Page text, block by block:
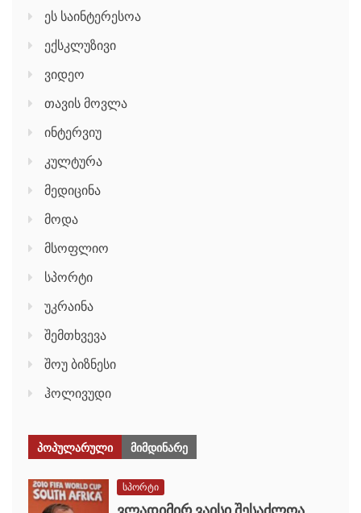
ეს საინტერესოა
ექსკლუზივი
ვიდეო
თავის მოვლა
ინტერვიუ
კულტურა
მედიცინა
მოდა
მსოფლიო
სპორტი
უკრაინა
შემთხვევა
შოუ ბიზნესი
ჰოლივუდი
ᲞᲝᲞᲣᲚᲐᲠᲣᲚᲘ ᲛᲘᲛᲓᲘᲜᲐᲠᲔ
სპორტი